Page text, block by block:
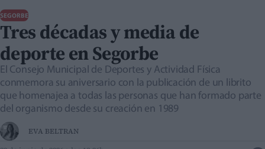
SEGORBE
Tres décadas y media de
deporte en Segorbe
El Consejo Municipal de Deportes y Actividad Física
conmemora su aniversario con la publicación de un librito
que homenajea a todas las personas que han formado parte
del organismo desde su creación en 1989
EVA BELTRAN